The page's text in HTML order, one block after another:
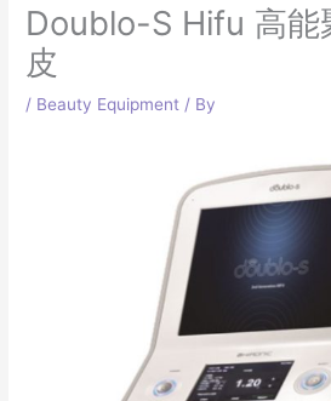
Doublo-S Hifu 高能
皮
/ Beauty Equipment / By